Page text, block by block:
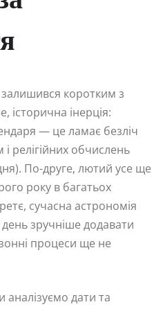
коротким з
історична інерція:
— це ламає безліч
релігійних обчислень
По-друге, лютий усе ще
року в багатьох
сучасна астрономія
зручніше додавати
процеси ще не
аналізуємо дати та